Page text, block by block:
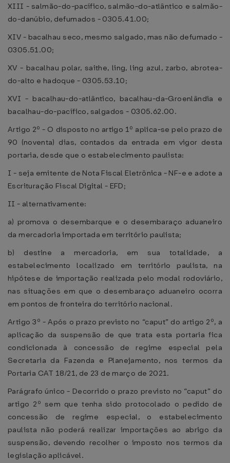
XIII - salmão-do-pacífico, salmão-do-atlântico e salmão-
do-danúbio, defumados - 0305.41.00;
XIV - bacalhau seco, mesmo salgado, mas não defumado -
0305.51.00;
XV - bacalhau polar, saithe, ling, ling azul, zarbo, abrotea-
do-alto e hadoque - 0305.53.10;
XVI - bacalhau-do-atlântico, bacalhau-da-Groenlândia e
bacalhau-do-pacífico, salgados - 0305.62.00.
Artigo 2º - O disposto no artigo 1º aplica-se pelo prazo de
90 (noventa) dias, contados da entrada em vigor desta
portaria, desde que o estabelecimento paulista:
I - seja emitente de Nota Fiscal Eletrônica - NF-e e adote a
Escrituração Fiscal Digital - EFD;
II - alternativamente:
a) promova o desembarque e o desembaraço aduaneiro
da mercadoria importada em território paulista;
b) destine a mercadoria, em sua totalidade, a
estabelecimento localizado em território paulista, na
hipótese de importação realizada pelo modal rodoviário,
nas situações em que o desembaraço aduaneiro ocorra
em pontos de fronteira do território nacional.
Artigo 3º - Após o prazo previsto no “caput” do artigo 2º, a
aplicação da suspensão de que trata esta portaria fica
condicionada à concessão de regime especial pela
Secretaria da Fazenda e Planejamento, nos termos da
Portaria CAT 18/21, de 23 de março de 2021.
Parágrafo único - Decorrido o prazo previsto no “caput” do
artigo 2º sem que tenha sido protocolado o pedido de
concessão de regime especial, o estabelecimento
paulista não poderá realizar importações ao abrigo da
suspensão, devendo recolher o imposto nos termos da
legislação aplicável.